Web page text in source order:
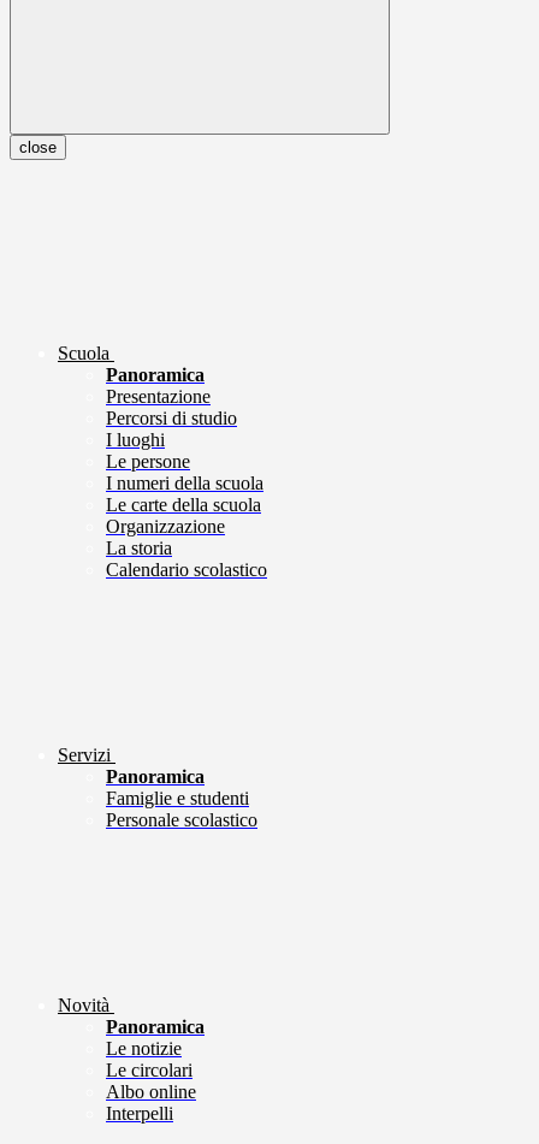
close
Scuola
Panoramica
Presentazione
Percorsi di studio
I luoghi
Le persone
I numeri della scuola
Le carte della scuola
Organizzazione
La storia
Calendario scolastico
Servizi
Panoramica
Famiglie e studenti
Personale scolastico
Novità
Panoramica
Le notizie
Le circolari
Albo online
Interpelli